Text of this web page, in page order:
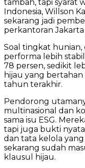
tambah, tapi syarat
Indonesia, Willson
sekarang jadi
perkantoran
Soal tingkat
performa lebih
78 persen, sedikit
hijau yang bertahan
tahun terakhir.
Pendorong
multinasional dan
sama isu ESG.
tapi juga bukti
dan tata kelola yang
sekarang sudah
klausul hijau.